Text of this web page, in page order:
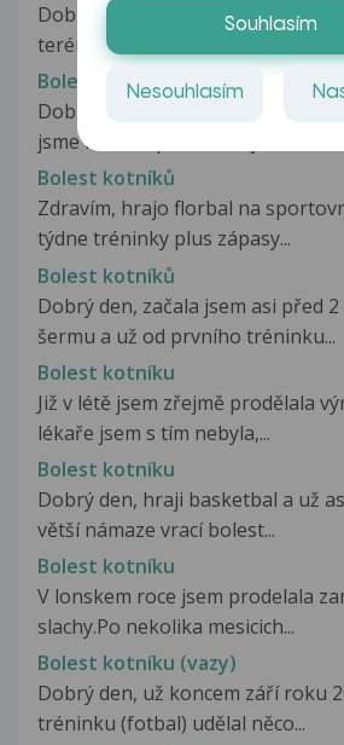
Dobrý den, 1. Května jsem
terénu. Těsně před cílem,na...
Bolest kotníku
Dobrý den, Včera jsem byla u
jsme na trampolíně. Při jednom...
Bolest kotníků
Zdravím, hrajo florbal na
týdne tréninky plus zápasy...
Bolest kotníků
Dobrý den, začala jsem asi před
šermu a už od prvního tréninku...
Bolest kotníku
Již v létě jsem zřejmě prodělala
lékaře jsem s tím nebyla,...
Bolest kotníku
Dobrý den, hraji basketbal a už
větší námaze vrací bolest...
Bolest kotníku
V lonskem roce jsem prodelala
slachy.Po nekolika mesicich...
Bolest kotníku (vazy)
Dobrý den, už koncem září roku
tréninku (fotbal) udělal něco...
Souhlasím
Nesouhlasím